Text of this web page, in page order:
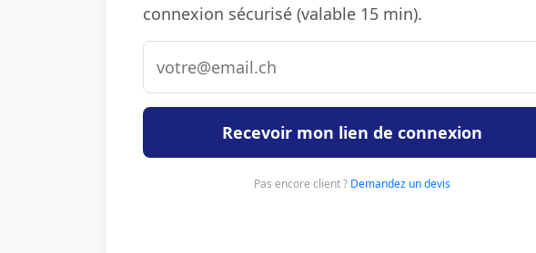
connexion sécurisé (valable 15 min).
Recevoir mon lien de connexion
Pas encore client ? Demandez un devis